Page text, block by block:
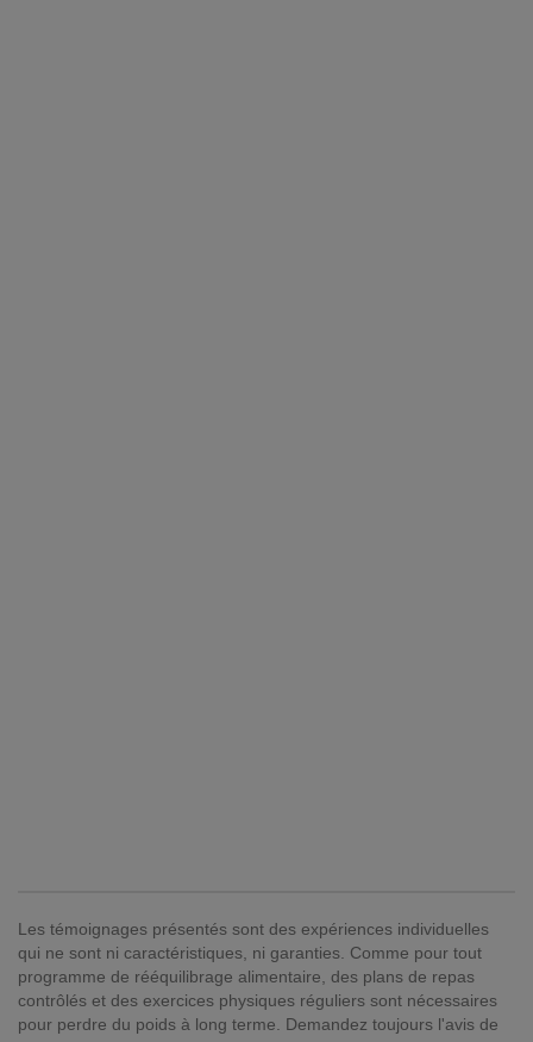
Les témoignages présentés sont des expériences individuelles
qui ne sont ni caractéristiques, ni garanties. Comme pour tout
programme de rééquilibrage alimentaire, des plans de repas
contrôlés et des exercices physiques réguliers sont nécessaires
pour perdre du poids à long terme. Demandez toujours l'avis de